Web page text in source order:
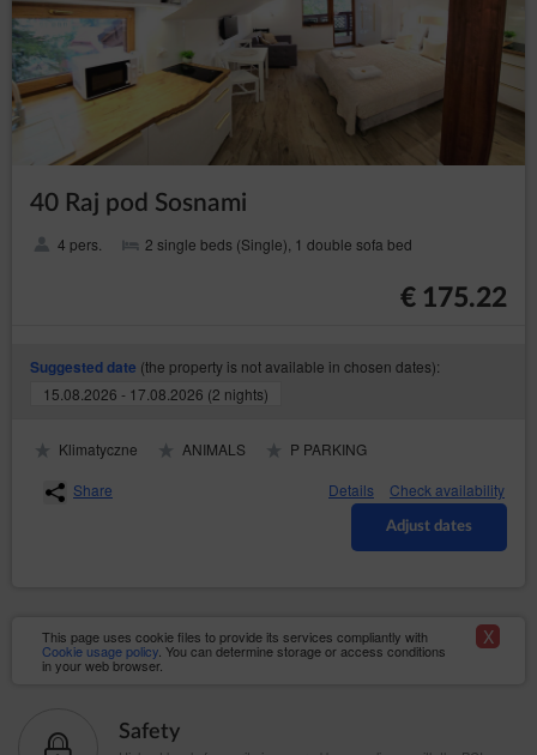
40 Raj pod Sosnami
4 pers. 2 single beds (Single), 1 double sofa bed
€ 175.22
Suggested date (the property is not available in chosen dates):
15.08.2026 - 17.08.2026 (2 nights)
Klimatyczne ANIMALS
P PARKING
Share
Details Check availability
Adjust dates
This page uses cookie files to provide its services compliantly with
Cookie usage policy . You can determine storage or access conditions
in your web browser.
X
Safety